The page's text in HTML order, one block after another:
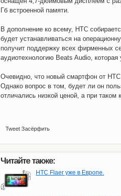
Гб встроенной памяти.
В дополнение ко всему, HTC
будет устанавливаться на
получит поддержку всех фирменных
аудиотехнологию Beats Audio,
Очевидно, что новый смартфон от
Однако вопрос в том, будет ли он
отличались низкой ценой, а при
Tweet Засёрфить
Читайте также:
HTC Flaer уже в Европе.